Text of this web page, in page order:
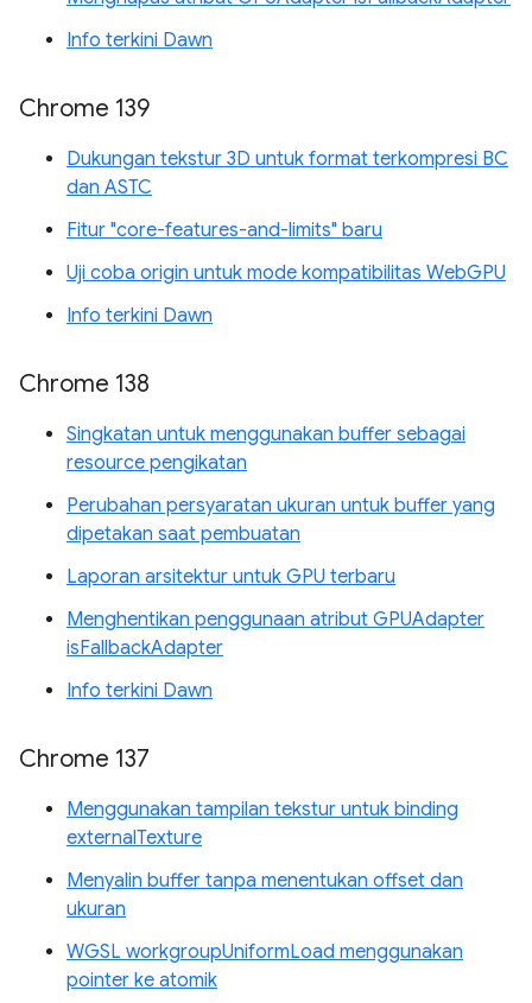
Info terkini Dawn
Chrome 139
Dukungan tekstur 3D untuk format terkompresi BC
dan ASTC
Fitur "core-features-and-limits" baru
Uji coba origin untuk mode kompatibilitas WebGPU
Info terkini Dawn
Chrome 138
Singkatan untuk menggunakan buffer sebagai
resource pengikatan
Perubahan persyaratan ukuran untuk buffer yang
dipetakan saat pembuatan
Laporan arsitektur untuk GPU terbaru
Menghentikan penggunaan atribut GPUAdapter
isFallbackAdapter
Info terkini Dawn
Chrome 137
Menggunakan tampilan tekstur untuk binding
externalTexture
Menyalin buffer tanpa menentukan offset dan
ukuran
WGSL workgroupUniformLoad menggunakan
pointer ke atomik